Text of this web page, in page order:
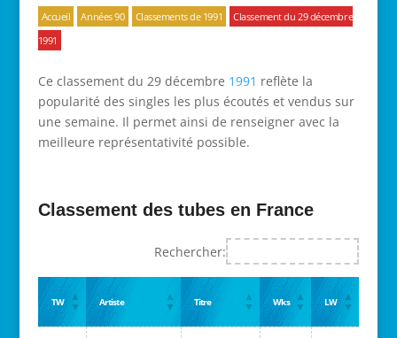
Accueil Années 90 Classements de 1991
Classement du 29 décembre
1991
Ce classement du 29 décembre 1991 reflète la
popularité des singles les plus écoutés et vendus sur
une semaine. Il permet ainsi de renseigner avec la
meilleure représentativité possible.
Classement des tubes en France
Rechercher:
TW Artiste Titre Wks LW